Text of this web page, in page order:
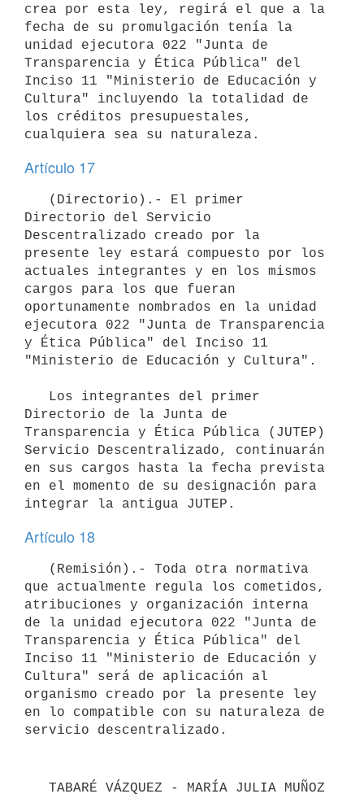
crea por esta ley, regirá el que a la
fecha de su promulgación tenía la
unidad ejecutora 022 "Junta de
Transparencia y Ética Pública" del
Inciso 11 "Ministerio de Educación y
Cultura" incluyendo la totalidad de
los créditos presupuestales,
Artículo 17
Directorio del Servicio
Descentralizado creado por la
presente ley estará compuesto por los
actuales integrantes y en los mismos
cargos para los que fueran
oportunamente nombrados en la unidad
ejecutora 022 "Junta de Transparencia
y Ética Pública" del Inciso 11
"Ministerio de Educación y Cultura".
Directorio de la Junta de
Transparencia y Ética Pública (JUTEP)
Servicio Descentralizado, continuarán
en sus cargos hasta la fecha prevista
en el momento de su designación para
Artículo 18
que actualmente regula los cometidos,
atribuciones y organización interna
de la unidad ejecutora 022 "Junta de
Transparencia y Ética Pública" del
Inciso 11 "Ministerio de Educación y
Cultura" será de aplicación al
organismo creado por la presente ley
en lo compatible con su naturaleza de
servicio descentralizado.
   TABARÉ VÁZQUEZ - MARÍA JULIA MUÑOZ